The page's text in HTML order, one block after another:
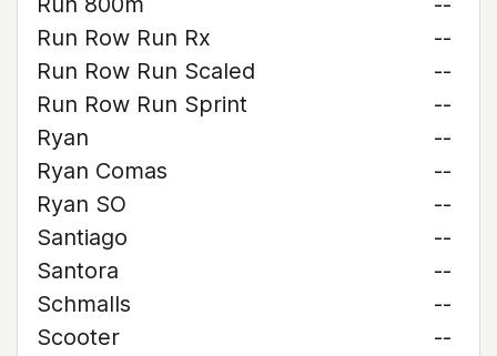
Run Row Run Rx
--
Run Row Run Scaled
--
Run Row Run Sprint
--
Ryan
--
Ryan Comas
--
Ryan SO
--
Santiago
--
Santora
--
Schmalls
--
Scooter
--